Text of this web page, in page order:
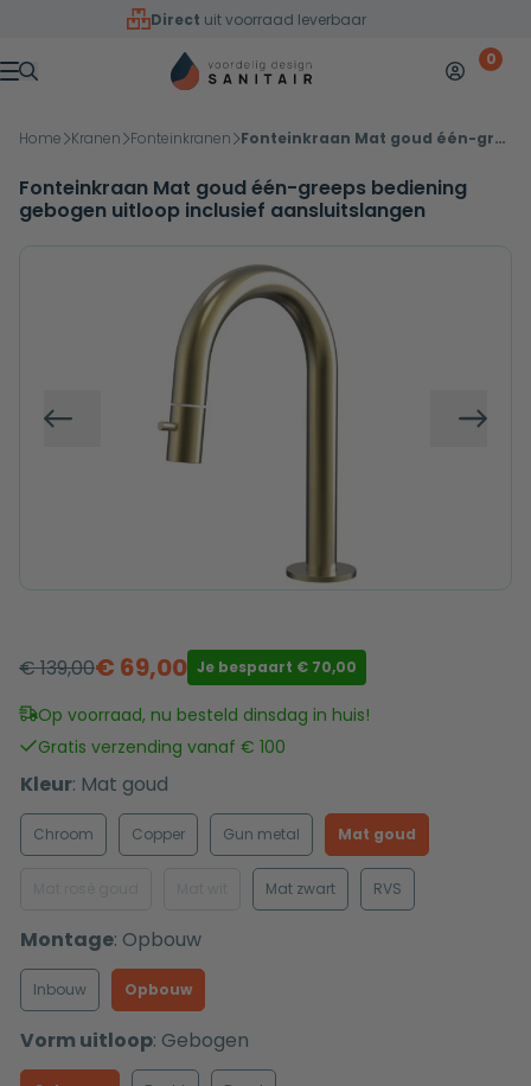
Overslaan naar inhoud
Direct uit voorraad leverbaar
Menu
Mijn 0
Home Kranen Fonteinkranen Fonteinkraan Mat goud één-greeps bediening gebogen uitloop inclusief aansluitslangen
Fonteinkraan Mat goud één-greeps bediening
gebogen uitloop inclusief aansluitslangen
Vorige
€139,00
Oorspronkelijke
prijs
was:
€ 139,00.
€ 69,00
Huidige
prijs
is:
€ 69,00.
Je bespaart € 70,00
Op voorraad, nu besteld dinsdag in huis!
Gratis verzending vanaf € 100
Kleur: Mat goud
Chroom Copper Gun metal Mat goud
Mat zwart RVS
Montage: Opbouw
Inbouw Opbouw
Vorm uitloop: Gebogen